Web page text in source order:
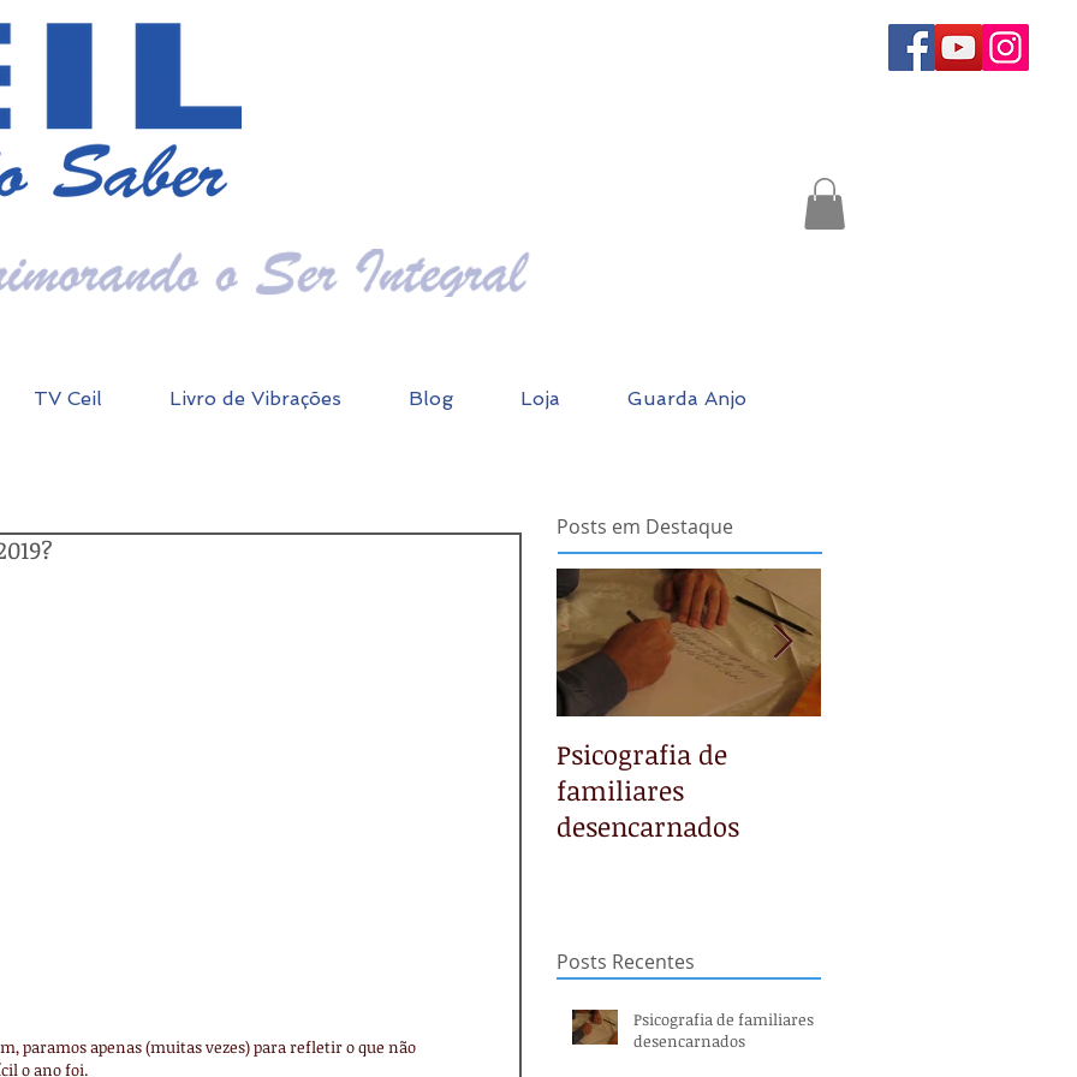
TV Ceil Livro de Vibrações Blog Loja Guarda Anjo
paramos apenas (muitas vezes) para refletir o que não
o ano foi.
Posts em Destaque
Psicografia de
familiares
desencarnados
Posts Recentes
Psicografia de familiares
desencarnados